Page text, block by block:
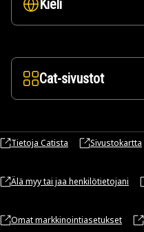
Kieli
Cat-sivustot
Tietoja Catista Sivustokartta
Älä myy tai jaa henkilötietojani
Omat markkinointiasetukset